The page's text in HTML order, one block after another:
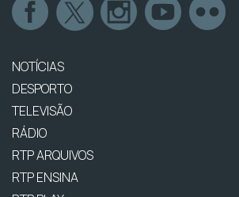
NOTÍCIAS
DESPORTO
TELEVISÃO
RÁDIO
RTP ARQUIVOS
RTP ENSINA